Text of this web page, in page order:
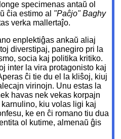
specimenas antaŭ ol
ĉia estimo al "Paĉjo" Baghy
verka mallertaĵo.
enplektiĝas ankaŭ aliaj
diverstipaj, panegiro pri la
socia kaj politika kritiko.
inter la vira protagonisto kaj
ĉi tie du el la kliŝoj, kiuj
virinojn. Unu estas la
havas nek vekas korpajn
kiu volas ligi kaj
ke en ĉi romano tiu dua
ol kutime, almenaŭ ĝis